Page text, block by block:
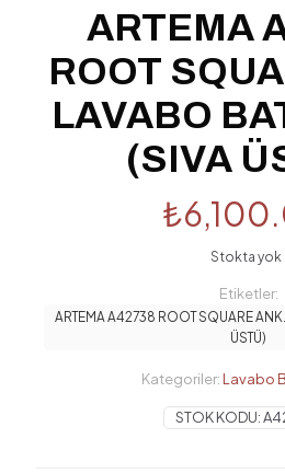
ARTEMA
ROOT
LAVABO
(SIVA
₺
Stokta yok
STOK KODU:
Kategoriler: Lavabo
Etiketler:
ARTEMA A42738 ROOT SQUARE
ÜSTÜ)